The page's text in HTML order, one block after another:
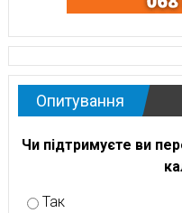
Опитування
Чи підтримуєте ви
Так